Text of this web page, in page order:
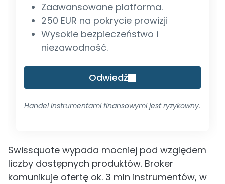
Zaawansowane platforma.
250 EUR na pokrycie prowizji
Wysokie bezpieczeństwo i
niezawodność.
Odwiedź
Handel instrumentami finansowymi jest ryzykowny.
Swissquote wypada mocniej pod względem
liczby dostępnych produktów. Broker
komunikuje ofertę ok. 3 mln instrumentów, w